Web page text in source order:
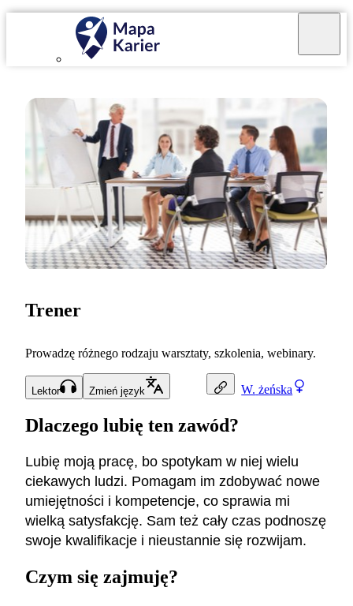
W. żeńska
Trener
Prowadzę różnego rodzaju warsztaty, szkolenia, webinary.
Lektor Zmień język
Dlaczego lubię ten zawód?
Lubię moją pracę, bo spotykam w niej wielu
ciekawych ludzi. Pomagam im zdobywać nowe
umiejętności i kompetencje, co sprawia mi
wielką satysfakcję. Sam też cały czas podnoszę
swoje kwalifikacje i nieustannie się rozwijam.
Czym się zajmuję?